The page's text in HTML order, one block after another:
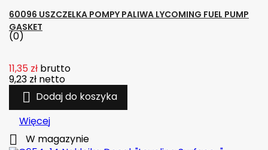
60096 USZCZELKA POMPY PALIWA LYCOMING FUEL PUMP
GASKET
(0)
11,35 zł brutto
9,23 zł netto
 Dodaj do koszyka
Więcej
 W magazynie